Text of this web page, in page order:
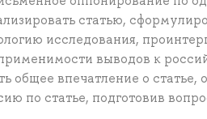
статью,
исследования,
выводов к
общее впечатление о статье,
по статье, подготовив